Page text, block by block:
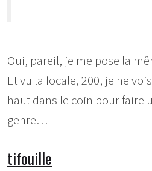
Oui, pareil, je me pose la
Et vu la focale, 200, je ne
haut dans le coin pour faire
genre…
tifouille